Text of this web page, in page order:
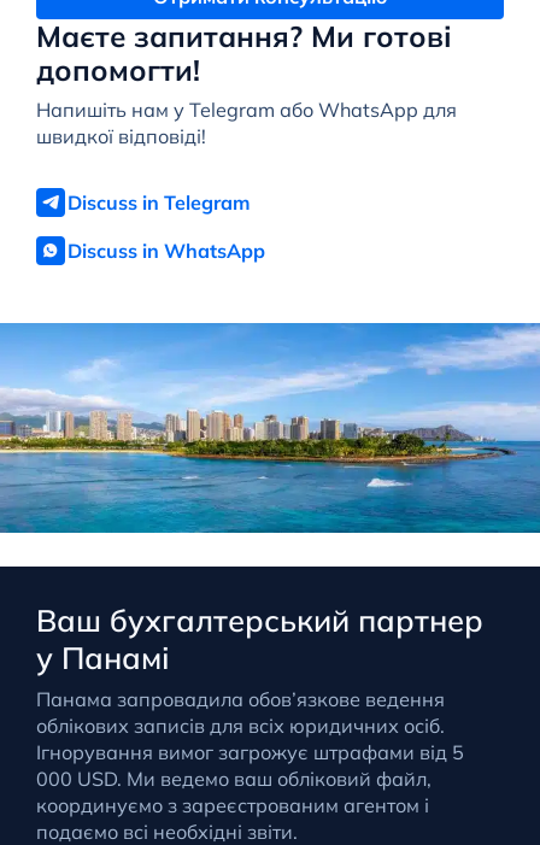
Маєте запитання? Ми готові
допомогти!
Напишіть нам у Telegram або WhatsApp для
швидкої відповіді!
Discuss in Telegram
Discuss in WhatsApp
Ваш бухгалтерський партнер
у Панамі
Панама запровадила обов’язкове ведення
облікових записів для всіх юридичних осіб.
Ігнорування вимог загрожує штрафами від 5
000 USD. Ми ведемо ваш обліковий файл,
координуємо з зареєстрованим агентом і
подаємо всі необхідні звіти.